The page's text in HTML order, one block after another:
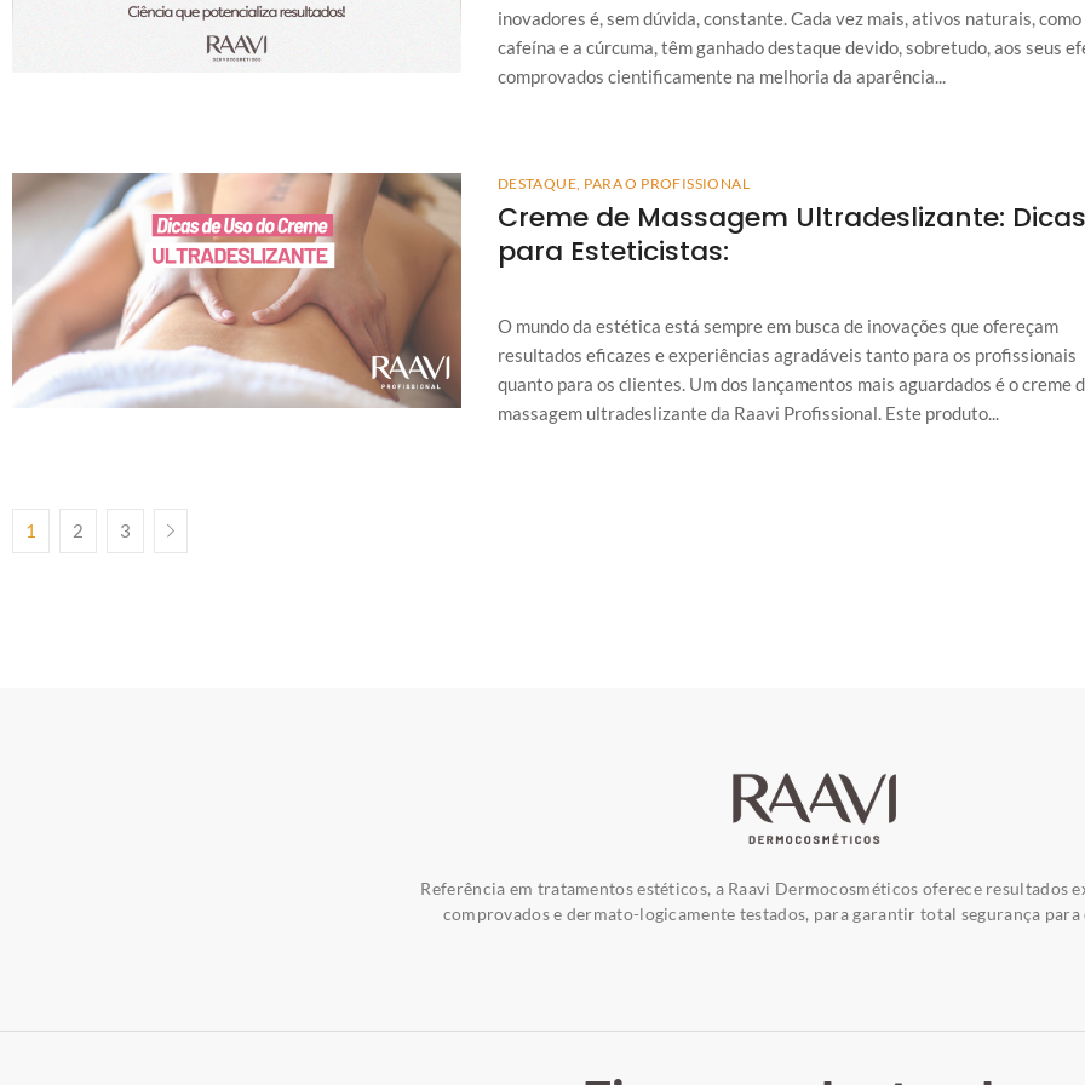
inovadores é, sem dúvida, constante. Cada vez mais, ativos naturais, como
cafeína e a cúrcuma, têm ganhado destaque devido, sobretudo, aos seus
comprovados cientificamente na melhoria da aparência...
DESTAQUE PARA O PROFISSIONAL
Creme de Massagem Ultradeslizante: Dicas
para Esteticistas:
O mundo da estética está sempre em busca de inovações que ofereçam
resultados eficazes e experiências agradáveis tanto para os profissionais
quanto para os clientes. Um dos lançamentos mais aguardados é o creme
massagem ultradeslizante da Raavi Profissional. Este produto...
1 2 3
Referência em tratamentos estéticos, a Raavi Dermocosméticos oferece resultados
comprovados e dermato-logicamente testados, para garantir total segurança para